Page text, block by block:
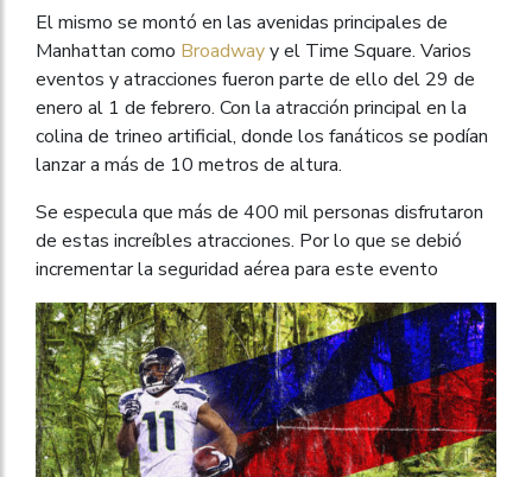
El mismo se montó en las avenidas principales de
Manhattan como Broadwayy el Time Square. Varios
eventos y atracciones fueron parte de ello del 29 de
enero al 1 de febrero. Con la atracción principal en la
colina de trineo artificial, donde los fanáticos se podían
lanzar a más de 10 metros de altura.
Se especula que más de 400 mil personas disfrutaron
de estas increíbles atracciones. Por lo que se debió
incrementar la seguridad aérea para este evento